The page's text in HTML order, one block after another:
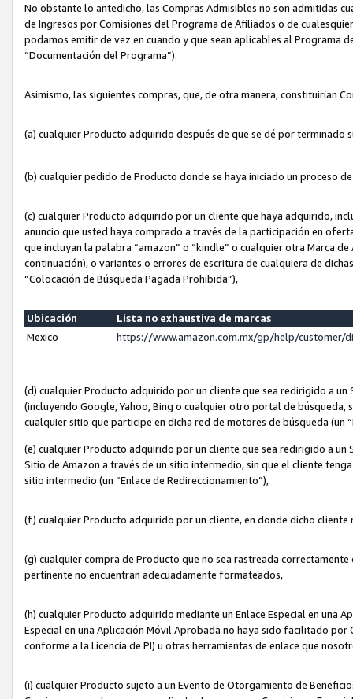
No obstante lo antedicho, las Compras Admisibles no son admitidas
de Ingresos por Comisiones del Programa de Afiliados o de
podamos emitir de vez en cuando y que sean aplicables al Programa
“Documentación del Programa”).
Asimismo, las siguientes compras, que, de otra manera, constituirían
(a) cualquier Producto adquirido después de que se dé por terminado
(b) cualquier pedido de Producto donde se haya iniciado un proceso
(c) cualquier Producto adquirido por un cliente que haya adquirido,
anuncio que usted haya comprado a través de la participación en
que incluyan la palabra “amazon” o “kindle” o cualquier otra Marca
continuación), o variantes o errores de escritura de cualquiera de
“Colocación de Búsqueda Pagada Prohibida”),
Ubicación
Lista no exhaustiva de marcas
Mexico
https://www.amazon.com.mx/gp/help/customer/
(d) cualquier Producto adquirido por un cliente que sea redirigido a
(incluyendo Google, Yahoo, Bing o cualquier otro portal de
cualquier sitio que participe en dicha red de motores de búsqueda (un
(e) cualquier Producto adquirido por un cliente que sea redirigido a un
Sitio de Amazon a través de un sitio intermedio, sin que el cliente
sitio intermedio (un “Enlace de Redireccionamiento”),
(f) cualquier Producto adquirido por un cliente, en donde dicho
(g) cualquier compra de Producto que no sea rastreada
pertinente no encuentran adecuadamente formateados,
(h) cualquier Producto adquirido mediante un Enlace Especial en una
Especial en una Aplicación Móvil Aprobada no haya sido facilitado
conforme a la Licencia de PI) u otras herramientas de enlace que
(i) cualquier Producto sujeto a un Evento de Otorgamiento de